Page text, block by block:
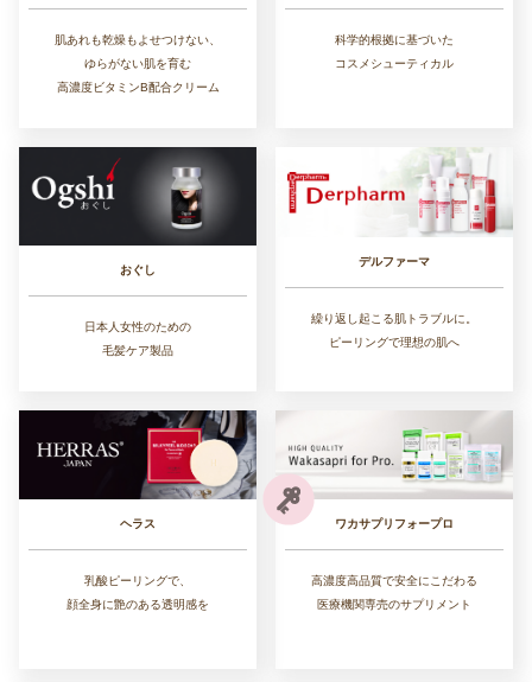
肌あれも乾燥もよせつけない、
ゆらがない肌を育む
高濃度ビタミンB配合クリーム
科学的根拠に基づいた
コスメシューティカル
おぐし
日本人女性のための
毛髪ケア製品
デルファーマ
繰り返し起こる肌トラブルに。
ピーリングで理想の肌へ
ヘラス
乳酸ピーリングで、
顔全身に艶のある透明感を
ワカサプリフォープロ
高濃度高品質で安全にこだわる
医療機関専売のサプリメント